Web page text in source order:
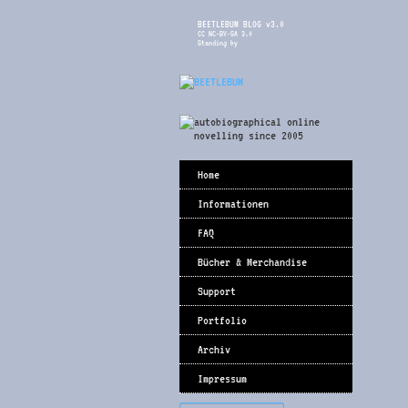
BEETLEBUM BLOG v3.0
CC NC-BY-SA 3.0
Standing by
Home
Informationen
FAQ
Bücher & Merchandise
Support
Portfolio
Archiv
Impressum